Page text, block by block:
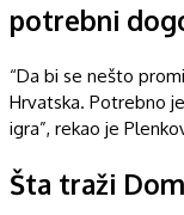
potrebni
“Da bi se nešto
Hrvatska. Potrebno
igra”, rekao je
Šta traži